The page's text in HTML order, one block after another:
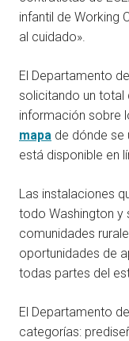
infantil de Working
al cuidado».
El Departamento
solicitando un total
información sobre
mapa de dónde se
está disponible en
Las instalaciones
todo Washington y
comunidades
oportunidades de
todas partes del
El Departamento
categorías: